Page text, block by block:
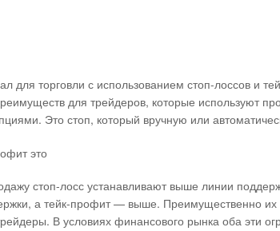
для торговли с использованием стоп-лоссов и
для трейдеров, которые используют
Это стоп, который вручную или
стоп-лосс устанавливают выше линии
а тейк-профит — выше. Преимущественно их
В условиях финансового рынка оба эти